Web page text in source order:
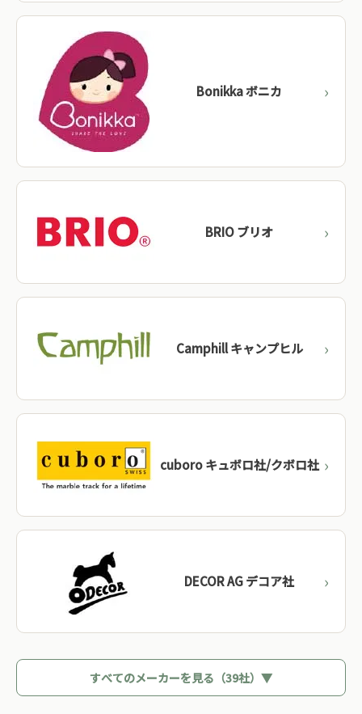
Bonikka ボニカ
BRIO ブリオ
Camphill キャンプヒル
cuboro キュボロ社/クボロ社
DECOR AG デコア社
すべてのメーカーを見る（39社）▼